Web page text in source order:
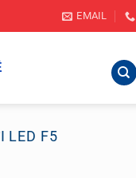
EMAIL
LED F5